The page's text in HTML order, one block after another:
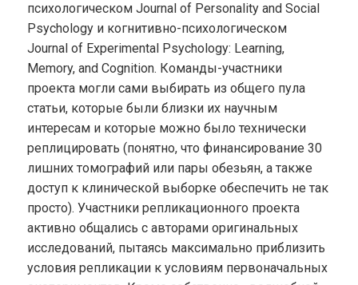
психологическом Journal of Personality and Social
Psychology и когнитивно-психологическом
Journal of Experimental Psychology: Learning,
Memory, and Cognition. Команды-участники
проекта могли сами выбирать из общего пула
статьи, которые были близки их научным
интересам и которые можно было технически
реплицировать (понятно, что финансирование 30
лишних томографий или пары обезьян, а также
доступ к клинической выборке обеспечить не так
просто). Участники репликационного проекта
активно общались с авторами оригинальных
исследований, пытаясь максимально приблизить
условия репликации к условиям первоначальных